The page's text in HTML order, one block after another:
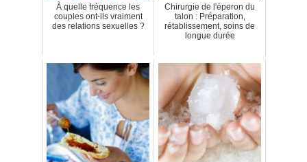
À quelle fréquence les
couples ont-ils vraiment
des relations sexuelles ?
Chirurgie de l'éperon du
talon : Préparation,
rétablissement, soins de
longue durée